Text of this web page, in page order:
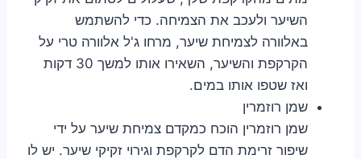
השיער ולעכב את הצמיחה. כדי להשתמש
באלוורה לצמיחת שיער, מרחו ג'ל אלוורה טרי על
הקרקפת והשיער, השאירו אותו למשך 30 דקות
ואז שטפו אותו במים.
שמן רוזמרין
שמן רוזמרין הוכח כמקדם צמיחת שיער על ידי
שיפור זרימת הדם לקרקפת וגירוי זקיקי שיער. יש לו